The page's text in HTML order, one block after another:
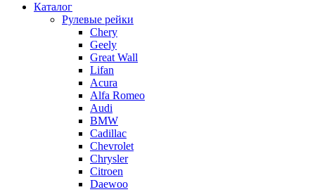
Каталог
Рулевые рейки
Chery
Geely
Great Wall
Lifan
Acura
Alfa Romeo
Audi
BMW
Cadillac
Chevrolet
Chrysler
Citroen
Daewoo